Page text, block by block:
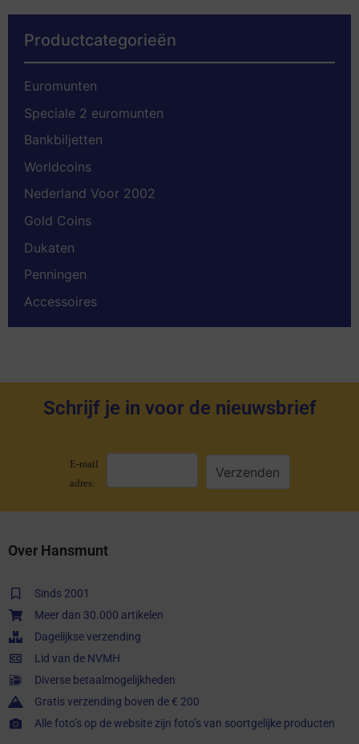
Productcategorieën
Euromunten
Speciale 2 euromunten
Bankbiljetten
Worldcoins
Nederland Voor 2002
Gold Coins
Dukaten
Penningen
Accessoires
Schrijf je in voor de nieuwsbrief
E-mail
adres:
Over Hansmunt
Sinds 2001
Meer dan 30.000 artikelen
Dagelijkse verzending
Lid van de NVMH
Diverse betaalmogelijkheden
Gratis verzending boven de € 200
Alle foto’s op de website zijn foto’s van soortgelijke producten